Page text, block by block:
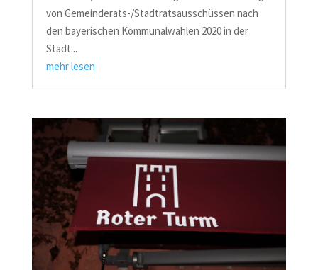
von Gemeinderats-/Stadtratsausschüssen nach
den bayerischen Kommunalwahlen 2020 in der
Stadt...
mehr lesen